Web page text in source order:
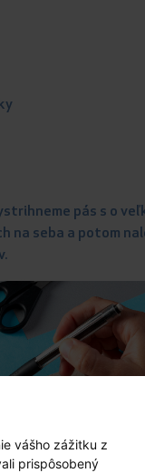
vášho zážitku z
prispôsobený
pás s o
na seba a potom